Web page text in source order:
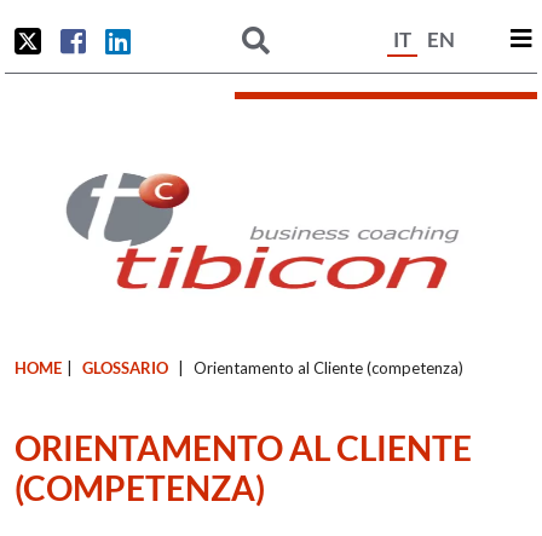
IT EN
HOME GLOSSARIO Orientamento al Cliente (competenza)
ORIENTAMENTO AL CLIENTE
(COMPETENZA)